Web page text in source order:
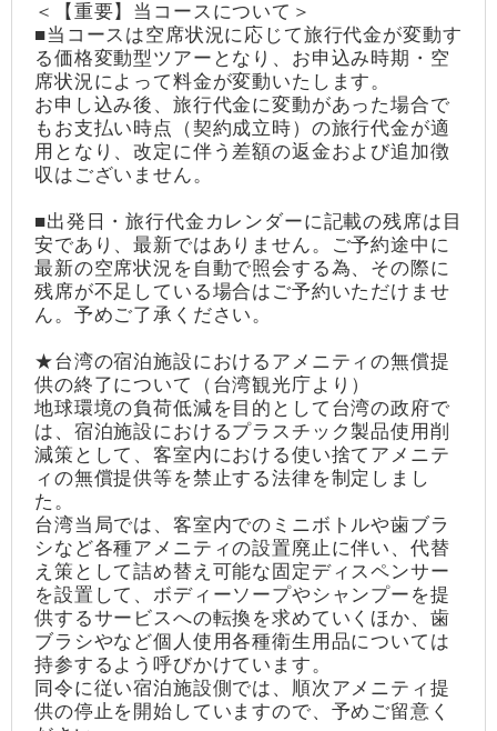
＜【重要】当コースについて＞
■当コースは空席状況に応じて旅行代金が変動す
る価格変動型ツアーとなり、お申込み時期・空
席状況によって料金が変動いたします。
お申し込み後、旅行代金に変動があった場合で
もお支払い時点（契約成立時）の旅行代金が適
用となり、改定に伴う差額の返金および追加徴
収はございません。
■出発日・旅行代金カレンダーに記載の残席は目
安であり、最新ではありません。ご予約途中に
最新の空席状況を自動で照会する為、その際に
残席が不足している場合はご予約いただけませ
ん。予めご了承ください。
★台湾の宿泊施設におけるアメニティの無償提
供の終了について（台湾観光庁より）
地球環境の負荷低減を目的として台湾の政府で
は、宿泊施設におけるプラスチック製品使用削
減策として、客室内における使い捨てアメニテ
ィの無償提供等を禁止する法律を制定しまし
た。
台湾当局では、客室内でのミニボトルや歯ブラ
シなど各種アメニティの設置廃止に伴い、代替
え策として詰め替え可能な固定ディスペンサー
を設置して、ボディーソープやシャンプーを提
供するサービスへの転換を求めていくほか、歯
ブラシやなど個人使用各種衛生用品については
持参するよう呼びかけています。
同令に従い宿泊施設側では、順次アメニティ提
供の停止を開始していますので、予めご留意く